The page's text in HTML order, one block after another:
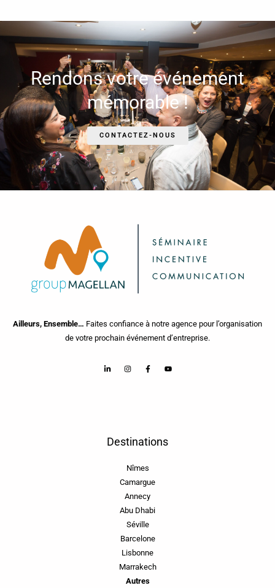
Rendons votre événement
mémorable !
CONTACTEZ-NOUS
Ailleurs, Ensemble… Faites confiance à notre agence pour l’organisation
de votre prochain événement d’entreprise.
Destinations
Nîmes
Camargue
Annecy
Abu Dhabi
Séville
Barcelone
Lisbonne
Marrakech
Autres